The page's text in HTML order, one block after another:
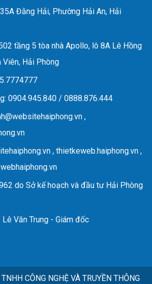
Đằng Hải, Phường Hải An, Hải
tầng 5 tòa nhà Apollo, lô 8A Lê Hồng
Viên, Hải Phòng
: 0904.945.840 / 0888.876.444
,
, thietkeweb.haiphong.vn ,
do Sở kế hoạch và đầu tư Hải Phòng
Lê Văn Trung - Giám đốc
CÔNG NGHỆ VÀ TRUYỀN THÔNG